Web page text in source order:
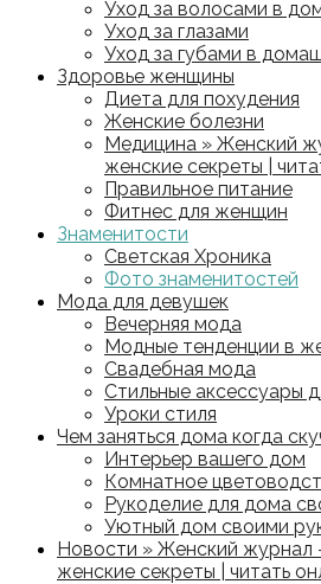
Уход за волосами в
Уход за глазами
Уход за губами в
Здоровье женщины
Диета для похудения
Женские болезни
Медицина » Женский
женские секреты |
Правильное питание
Фитнес для женщин
Знаменитости
Светская Хроника
Фото знаменитостей
Мода для девушек
Вечерняя мода
Модные тенденции в
Свадебная мода
Стильные аксессуары
Уроки стиля
Чем заняться дома когда
Интерьер вашего дом
Комнатное
Рукоделие для дома
Уютный дом своими
Новости » Женский журнал
женские секреты | читать